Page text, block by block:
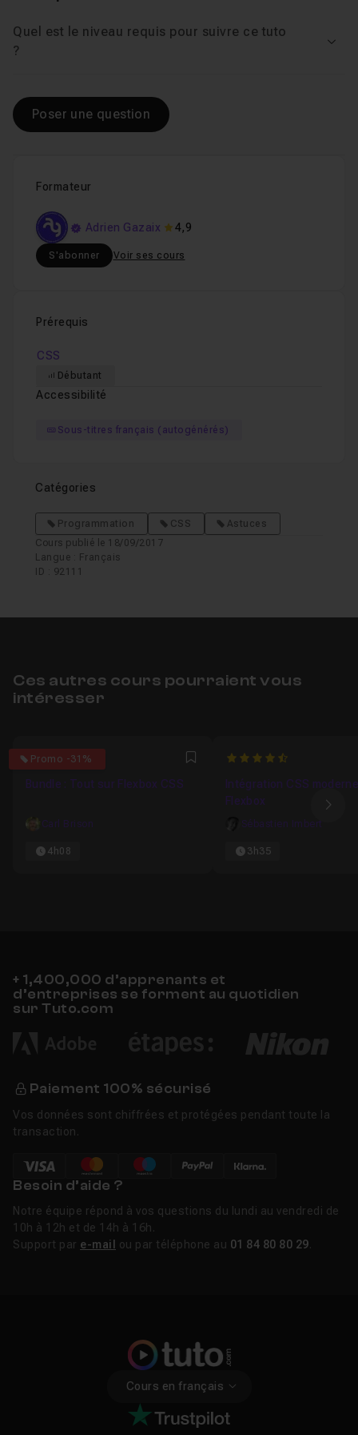
Formateur
Adrien Gazaix 4,9
S'abonner Voir ses cours
Prérequis
CSS
Débutant
Accessibilité
Sous-titres français (autogénérés)
Catégories
Programmation CSS
Astuces
Cours publié le 18/09/2017
Langue : Français
ID : 92111
Quel est le niveau requis pour suivre ce tuto
?
Poser une question
Ces autres cours pourraient vous
intéresser
Promo -31%
4.8857142857143 Favori
Bundle : Tout sur Flexbox CSS
Carl Brison
4h08
4.8571428571429
Intégration CSS
Flexbox
Sébastien Imbert
3h35
+ 1,400,000 d’apprenants et
d’entreprises se forment au quotidien
sur Tuto.com
Paiement 100% sécurisé
Vos données sont chiffrées et protégées pendant toute la
transaction.
Besoin d’aide ?
Notre équipe répond à vos questions du lundi au vendredi de
10h à 12h et de 14h à 16h.
Support par e-mail ou par téléphone au 01 84 80 80 29
Cours en français